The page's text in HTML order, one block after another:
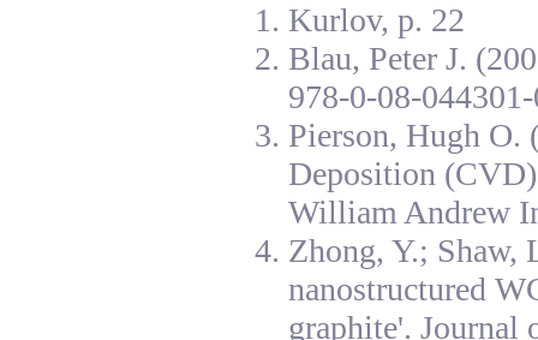
Kurlov, p. 22
Blau, Peter J.
978-0-08-
Pierson, Hugh O.
Deposition
William Andrew
Zhong, Y.; Shaw,
nanostructured
graphite'. Journal